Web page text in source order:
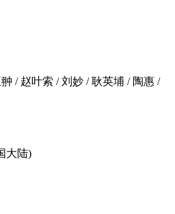
/ 赵叶索 / 刘妙 / 耿英埔 / 陶惠 /
大陆)